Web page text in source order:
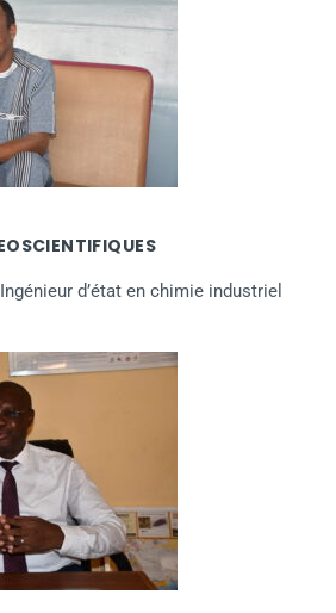
Ingénieur d’état en chimie industriel